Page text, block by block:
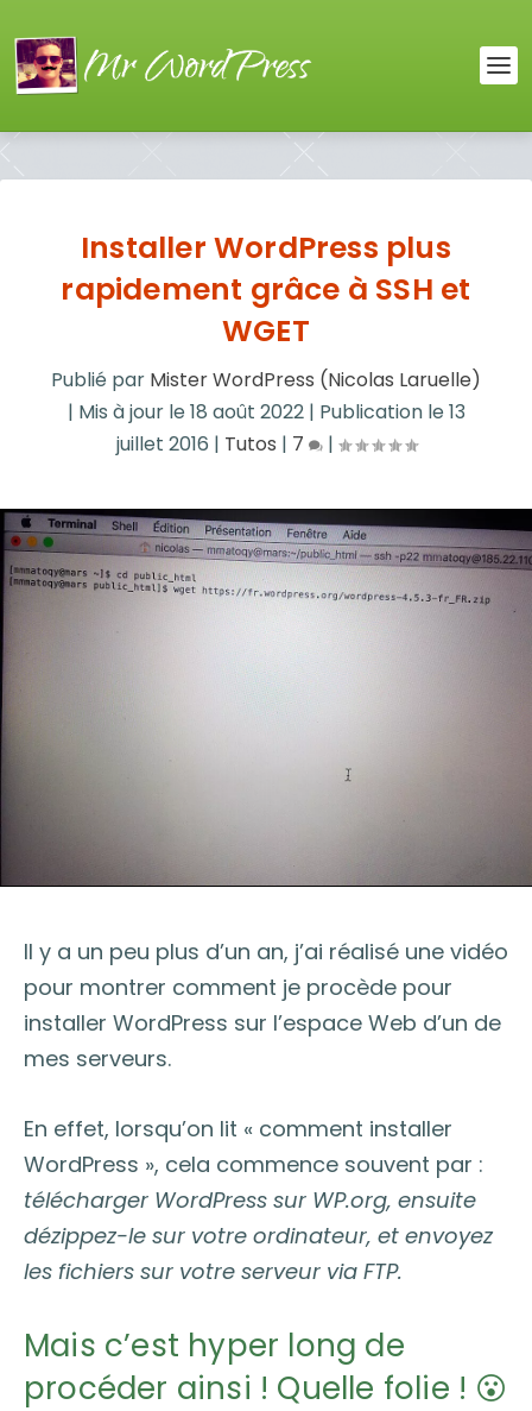
Installer WordPress plus
rapidement grâce à SSH et
WGET
Publié par Mister WordPress (Nicolas Laruelle)
| Mis à jour le 18 août 2022| Publication le 13
juillet 2016 | Tutos | 7 |
Il y a un peu plus d’un an, j’ai réalisé une vidéo
pour montrer comment je procède pour
installer WordPress sur l’espace Web d’un de
mes serveurs.
En effet, lorsqu’on lit « comment installer
WordPress », cela commence souvent par :
télécharger WordPress sur WP.org, ensuite
dézippez-le sur votre ordinateur, et envoyez
les fichiers sur votre serveur via FTP.
Mais c’est hyper long de
procéder ainsi ! Quelle folie ! 😮